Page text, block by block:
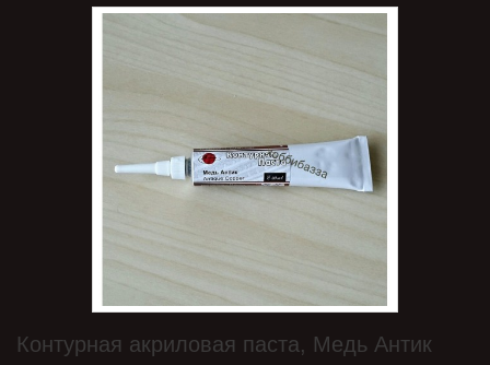
Контурная акриловая паста, Медь Антик